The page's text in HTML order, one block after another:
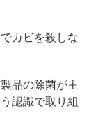
カビを殺しな
品の除菌が主
認識で取り組